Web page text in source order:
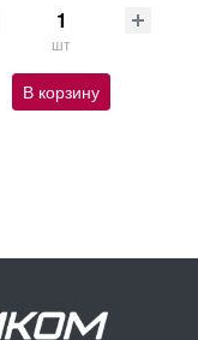
шт
В корзину